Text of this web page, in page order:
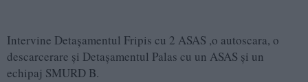
Intervine Detașamentul Fripis cu 2 ASAS ,o autoscara, o
descarcerare și Detașamentul Palas cu un ASAS și un
echipaj SMURD B.